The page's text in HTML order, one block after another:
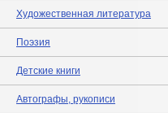
Художественная литература
Поэзия
Детские книги
Автографы, рукописи